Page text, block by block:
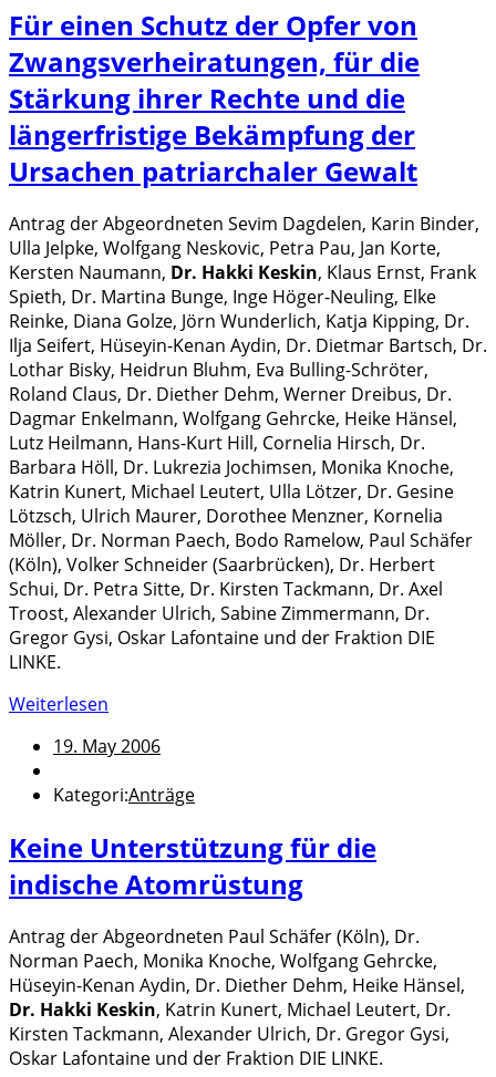
Für einen Schutz der Opfer von
Zwangsverheiratungen, für die
Stärkung ihrer Rechte und die
längerfristige Bekämpfung der
Ursachen patriarchaler Gewalt
Antrag der Abgeordneten Sevim Dagdelen, Karin Binder,
Ulla Jelpke, Wolfgang Neskovic, Petra Pau, Jan Korte,
Kersten Naumann, Dr. Hakki Keskin, Klaus Ernst, Frank
Spieth, Dr. Martina Bunge, Inge Höger-Neuling, Elke
Reinke, Diana Golze, Jörn Wunderlich, Katja Kipping, Dr.
Ilja Seifert, Hüseyin-Kenan Aydin, Dr. Dietmar Bartsch, Dr.
Lothar Bisky, Heidrun Bluhm, Eva Bulling-Schröter,
Roland Claus, Dr. Diether Dehm, Werner Dreibus, Dr.
Dagmar Enkelmann, Wolfgang Gehrcke, Heike Hänsel,
Lutz Heilmann, Hans-Kurt Hill, Cornelia Hirsch, Dr.
Barbara Höll, Dr. Lukrezia Jochimsen, Monika Knoche,
Katrin Kunert, Michael Leutert, Ulla Lötzer, Dr. Gesine
Lötzsch, Ulrich Maurer, Dorothee Menzner, Kornelia
Möller, Dr. Norman Paech, Bodo Ramelow, Paul Schäfer
(Köln), Volker Schneider (Saarbrücken), Dr. Herbert
Schui, Dr. Petra Sitte, Dr. Kirsten Tackmann, Dr. Axel
Troost, Alexander Ulrich, Sabine Zimmermann, Dr.
Gregor Gysi, Oskar Lafontaine und der Fraktion DIE
LINKE.
Weiterlesen
19. May 2006
Kategori:Anträge
Keine Unterstützung für die
indische Atomrüstung
Antrag der Abgeordneten Paul Schäfer (Köln), Dr.
Norman Paech, Monika Knoche, Wolfgang Gehrcke,
Hüseyin-Kenan Aydin, Dr. Diether Dehm, Heike Hänsel,
Dr. Hakki Keskin, Katrin Kunert, Michael Leutert, Dr.
Kirsten Tackmann, Alexander Ulrich, Dr. Gregor Gysi,
Oskar Lafontaine und der Fraktion DIE LINKE.